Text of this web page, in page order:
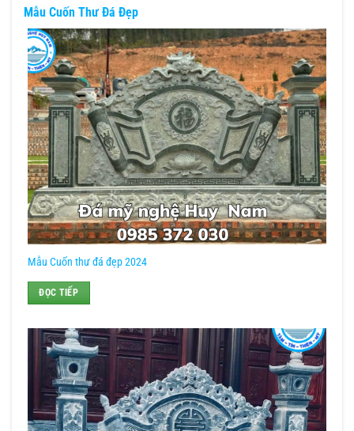
Mẫu Cuốn Thư Đá Đẹp
Mẫu Cuốn thư đá đẹp 2024
ĐỌC TIẾP